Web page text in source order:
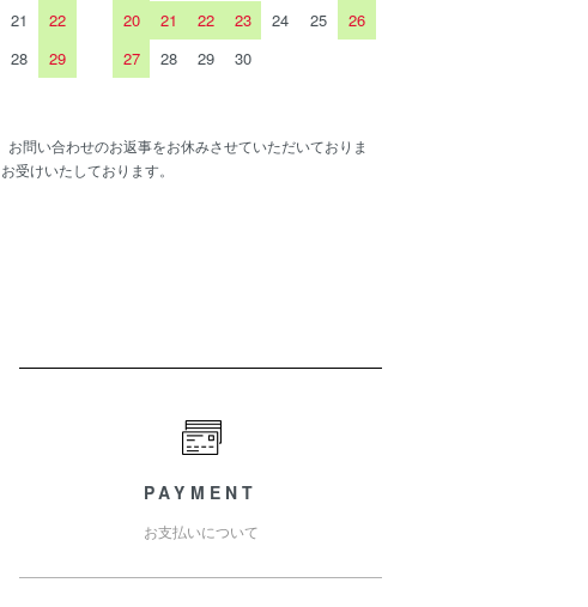
21
22
28
29
20
21 22 23 24 25
26
27
28 29 30
お問い合わせのお返事をお休みさせていただいておりま
受けいたしております。
PAYMENT
お支払いについて